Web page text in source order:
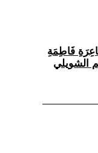
فَاطِمَةِ
الشويلي